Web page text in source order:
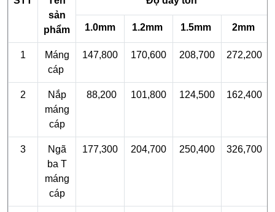
sản
phẩm
1.0mm 1.2mm 1.5mm 2mm
1
Máng
cáp
147,800 170,600 208,700 272,200
2
Nắp
máng
cáp
88,200 101,800 124,500 162,400
3
Ngã
ba T
máng
cáp
177,300 204,700 250,400 326,700